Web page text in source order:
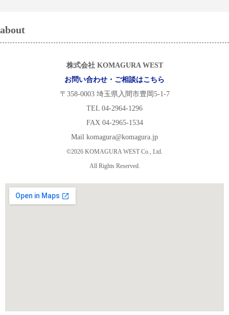
about
株式会社 KOMAGURA WEST
お問い合わせ・ご相談はこちら
〒358-0003 埼玉県入間市豊岡5-1-7
TEL 04-2964-1296
FAX 04-2965-1534
Mail komagura@komagura.jp
©2026 KOMAGURA WEST Co., Ltd.
All Rights Reserved.